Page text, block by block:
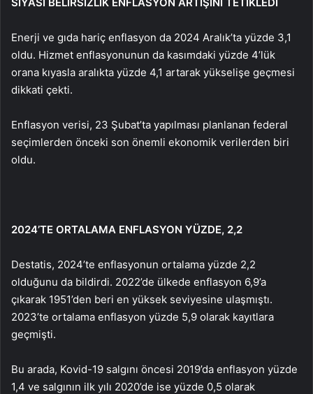
Enerji ve gıda hariç enflasyon da 2024 Aralık’ta yüzde 3,1
oldu. Hizmet enflasyonunun da kasımdaki yüzde 4’lük
orana kıyasla aralıkta yüzde 4,1 artarak yükselişe geçmesi
dikkati çekti.
Enflasyon verisi, 23 Şubat’ta yapılması planlanan federal
seçimlerden önceki son önemli ekonomik verilerden biri
oldu.
2024’TE ORTALAMA ENFLASYON YÜZDE, 2,2
Destatis, 2024’te enflasyonun ortalama yüzde 2,2
olduğunu da bildirdi. 2022’de ülkede enflasyon 6,9’a
çıkarak 1951’den beri en yüksek seviyesine ulaşmıştı.
2023’te ortalama enflasyon yüzde 5,9 olarak kayıtlara
geçmişti.
Bu arada, Kovid-19 salgını öncesi 2019’da enflasyon yüzde
1,4 ve salgının ilk yılı 2020’de ise yüzde 0,5 olarak